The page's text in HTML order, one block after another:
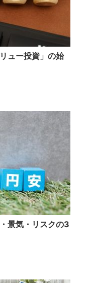
ュー投資」の始
景気・リスクの3